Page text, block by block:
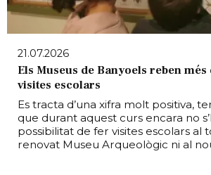
21.07.2026
Els Museus de Banyoels reben més
visites escolars
Es tracta d’una xifra molt positiva,
que durant aquest curs encara no
possibilitat de fer visites escolars al
renovat Museu Arqueològic ni al